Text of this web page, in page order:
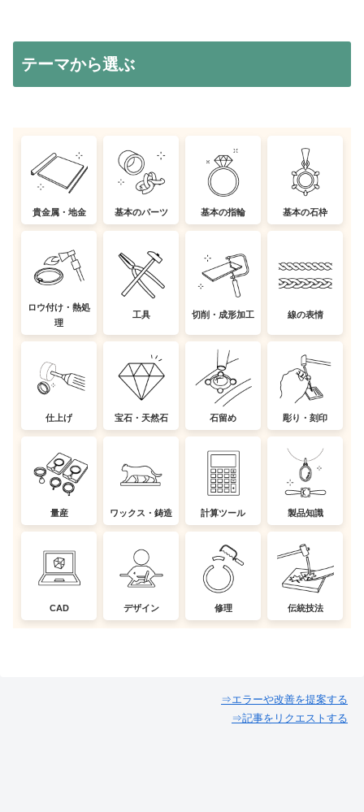
テーマから選ぶ
貴金属・地金 基本のパーツ 基本の指輪 基本の石枠
ロウ付け・熱処
理
工具 切削・成形加工 線の表情
仕上げ 宝石・天然石 石留め 彫り・刻印
量産 ワックス・鋳造 計算ツール 製品知識
CAD デザイン 修理 伝統技法
⇒エラーや改善を提案する
⇒記事をリクエストする